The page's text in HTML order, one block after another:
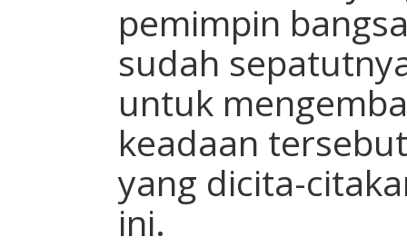
pemimpin
sudah
untuk
keadaan
yang dicita-
ini.